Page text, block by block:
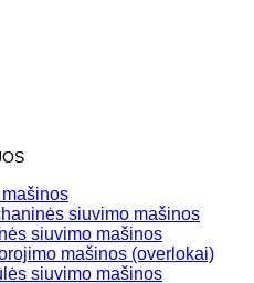
siuvimo mašinos
siuvimo mašinos
mašinos (overlokai)
siuvimo mašinos